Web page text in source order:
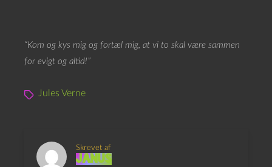
“Kom og kys mig og fortæl mig, at vi to skal være sammen
for evigt og altid!”
Jules Verne
Skrevet af
Janus